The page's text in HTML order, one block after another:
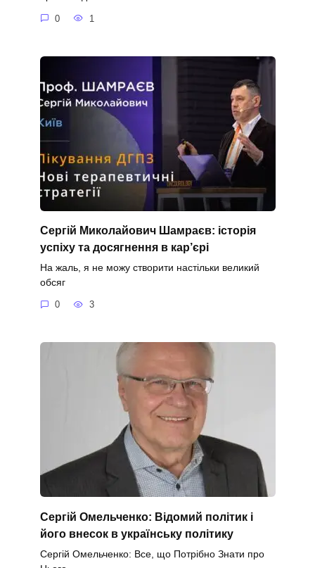
0 1
Сергій Миколайович Шамраєв: історія
успіху та досягнення в кар’єрі
На жаль, я не можу створити настільки великий
обсяг
0 3
Сергій Омельченко: Відомий політик і
його внесок в українську політику
Сергій Омельченко: Все, що Потрібно Знати про